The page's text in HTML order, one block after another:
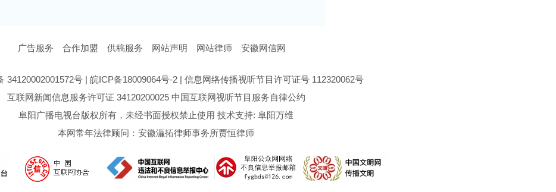
广告服务 合作加盟 供稿服务 网站声明 网站律师 安徽网信网
34120002001572号 | 皖ICP备18009064号-2 | 信息网络传播视听节目许可证号 112320062号
互联网新闻信息服务许可证 34120200025 中国互联网视听节目服务自律公约
阜阳广播电视台版权所有，未经书面授权禁止使用 技术支持: 阜阳万维
本网常年法律顾问：安徽灜拓律师事务所贾恒律师